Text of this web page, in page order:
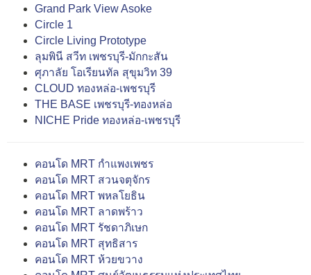
Grand Park View Asoke
Circle 1
Circle Living Prototype
ลุมพินี สวีท เพชรบุรี-มักกะสัน
ศุภาลัย โอเรียนทัล สุขุมวิท 39
CLOUD ทองหล่อ-เพชรบุรี
THE BASE เพชรบุรี-ทองหล่อ
NICHE Pride ทองหล่อ-เพชรบุรี
คอนโด MRT กำแพงเพชร
คอนโด MRT สวนจตุจักร
คอนโด MRT พหลโยธิน
คอนโด MRT ลาดพร้าว
คอนโด MRT รัชดาภิเษก
คอนโด MRT สุทธิสาร
คอนโด MRT ห้วยขวาง